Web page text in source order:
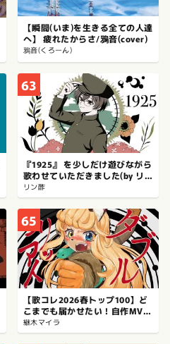
【瞬間(いま)を生きる全ての人達
へ】 疲れたからさ/鴉音(cover)
鴉音(くろーん)
63
『1925』 を少しだけ遊びながら
歌わせていただきました(by リ
ン酢)#歌コレ2026春
リン酢
65
【歌コレ2026春トップ100】ど
こまでも届かせたい！自作MVで
ダブルラリアット歌ってみた！
【継木マイラ】
継木マイラ